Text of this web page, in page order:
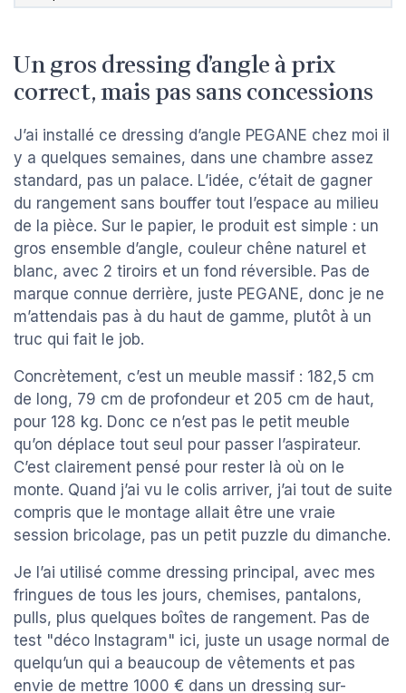
Un gros dressing d’angle à prix
correct, mais pas sans concessions
J’ai installé ce dressing d’angle PEGANE chez moi il
y a quelques semaines, dans une chambre assez
standard, pas un palace. L’idée, c’était de gagner
du rangement sans bouffer tout l’espace au milieu
de la pièce. Sur le papier, le produit est simple : un
gros ensemble d’angle, couleur chêne naturel et
blanc, avec 2 tiroirs et un fond réversible. Pas de
marque connue derrière, juste PEGANE, donc je ne
m’attendais pas à du haut de gamme, plutôt à un
truc qui fait le job.
Concrètement, c’est un meuble massif : 182,5 cm
de long, 79 cm de profondeur et 205 cm de haut,
pour 128 kg. Donc ce n’est pas le petit meuble
qu’on déplace tout seul pour passer l’aspirateur.
C’est clairement pensé pour rester là où on le
monte. Quand j’ai vu le colis arriver, j’ai tout de suite
compris que le montage allait être une vraie
session bricolage, pas un petit puzzle du dimanche.
Je l’ai utilisé comme dressing principal, avec mes
fringues de tous les jours, chemises, pantalons,
pulls, plus quelques boîtes de rangement. Pas de
test "déco Instagram" ici, juste un usage normal de
quelqu’un qui a beaucoup de vêtements et pas
envie de mettre 1000 € dans un dressing sur-